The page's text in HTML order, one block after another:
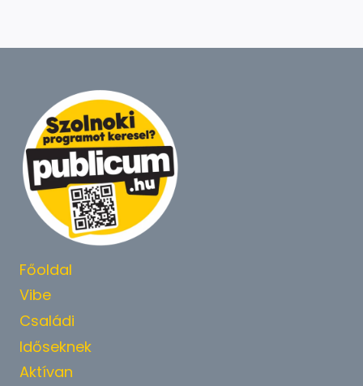
Főoldal
Vibe
Családi
Időseknek
Aktívan